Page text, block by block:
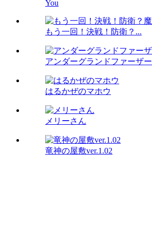
You
もう一回！決戦！防衛？...
アンダーグランドファーザー
はるかぜのマホウ
メリーさん
竜神の屋敷ver.1.02